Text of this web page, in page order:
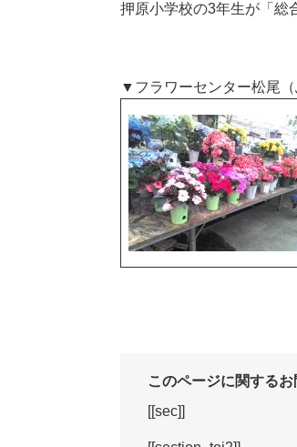
押原小学校の3年生が「総
▼フラワーセンター松尾（
このページに関する
[[sec]]